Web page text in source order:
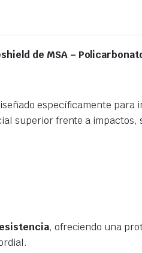
de MSA –
específicamente para
superior frente a
, ofreciendo una